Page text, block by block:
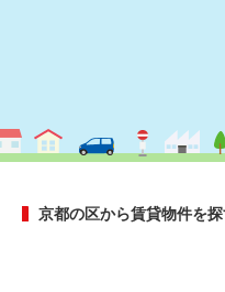
京都の区から賃貸物件を